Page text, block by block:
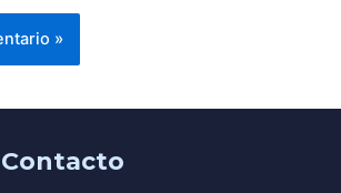
Contacto